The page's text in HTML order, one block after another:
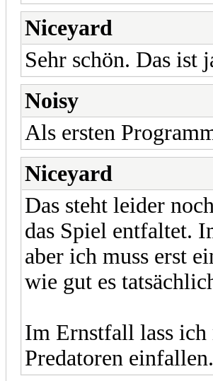
Niceyard
Sehr schön. Das ist
Noisy
Als ersten
Niceyard
Das steht leider
das Spiel entfaltet.
aber ich muss erst
wie gut es
Im Ernstfall lass
Predatoren einfallen.